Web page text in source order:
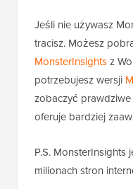
Jeśli nie używasz
tracisz. Możesz
MonsterInsightsz
potrzebujesz wersji
zobaczyć
oferuje bardziej
P.S.
milionach stron